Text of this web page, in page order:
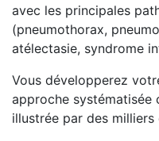
avec les principales
(pneumothorax,
atélectasie, syndrome
Vous développerez
approche systématisée
illustrée par des milliers